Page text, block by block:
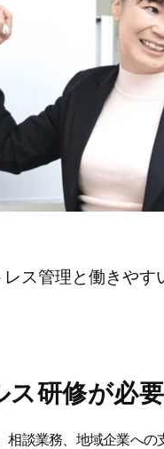
ス管理と働きや
研修が必
談業務、地域企業へ